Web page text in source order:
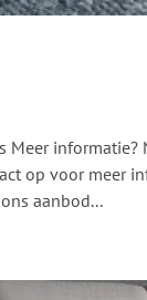
informatie?
op voor meer
aanbod...